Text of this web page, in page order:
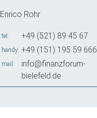
Enrico Rohr
tel +49 (521) 89 45 67
handy +49 (151) 195 59 666
mail
info@finanzforum-
bielefeld.de